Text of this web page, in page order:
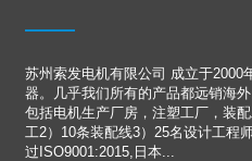
苏州索发电机有限公司 成立于2000
器。几乎我们所有的产品都远销海
包括电机生产厂房，注塑工厂，装
工2）10条装配线3）25名设计工程
过ISO9001:2015,日本...